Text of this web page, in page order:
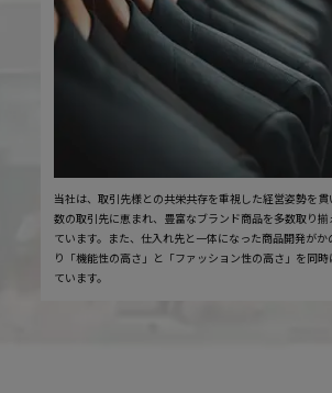
当社は、取引先様との共栄共存を重視した経営姿勢を
数の取引先に恵まれ、豊富なブランド商品を多数取り
ています。また、仕入れ先と一体になった商品開発が
り「機能性の高さ」と「ファッション性の高さ」を同
ています。